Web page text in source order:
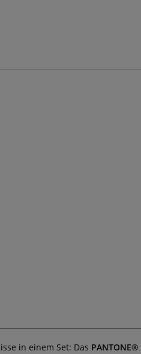
in einem Set: Das